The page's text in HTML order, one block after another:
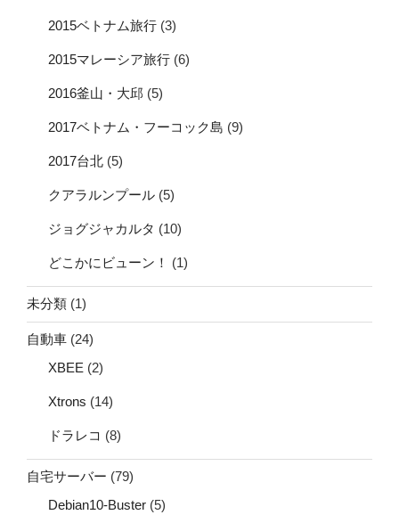
2015ベトナム旅行 (3)
2015マレーシア旅行 (6)
2016釜山・大邱 (5)
2017ベトナム・フーコック島 (9)
2017台北 (5)
クアラルンプール (5)
ジョグジャカルタ (10)
どこかにビューン！ (1)
未分類 (1)
自動車 (24)
XBEE (2)
Xtrons (14)
ドラレコ (8)
自宅サーバー (79)
Debian10-Buster (5)